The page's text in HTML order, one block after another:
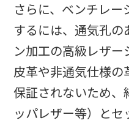
さらに、ベンチレ
するには、通気孔の
ン加工の高級レザ
皮革や非通気仕様の
保証されないため、
ッパレザー等）とセ